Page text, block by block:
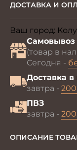
ДОСТАВКА И
Ваш город:
Самовывоз
(товар в
Сегодня -
Доставка в
завтра - 200
ПВЗ
завтра - 200
ОПИСАНИЕ